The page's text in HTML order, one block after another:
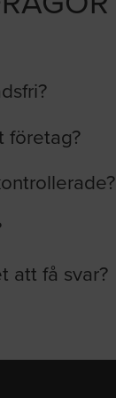
företag?
att få svar?